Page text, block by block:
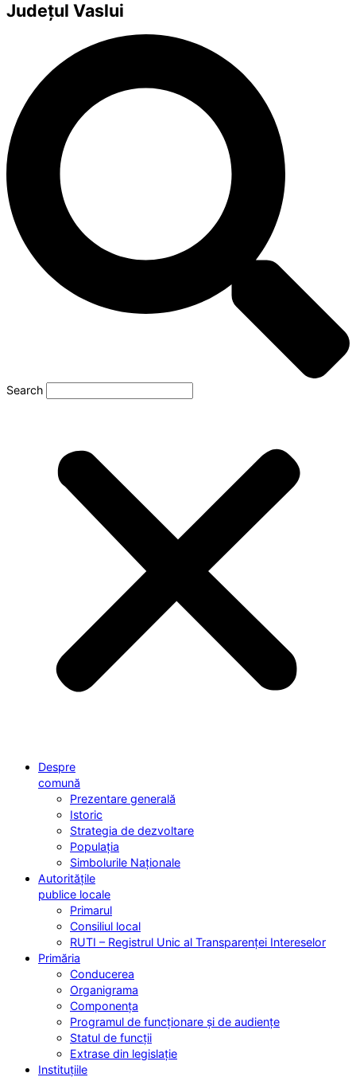
Județul Vaslui
Search
Despre
comună
Prezentare generală
Istoric
Strategia de dezvoltare
Populația
Simbolurile Naționale
Autoritățile
publice locale
Primarul
Consiliul local
RUTI – Registrul Unic al Transparenței Intereselor
Primăria
Conducerea
Organigrama
Componența
Programul de funcționare și de audiențe
Statul de funcții
Extrase din legislație
Instituțiile